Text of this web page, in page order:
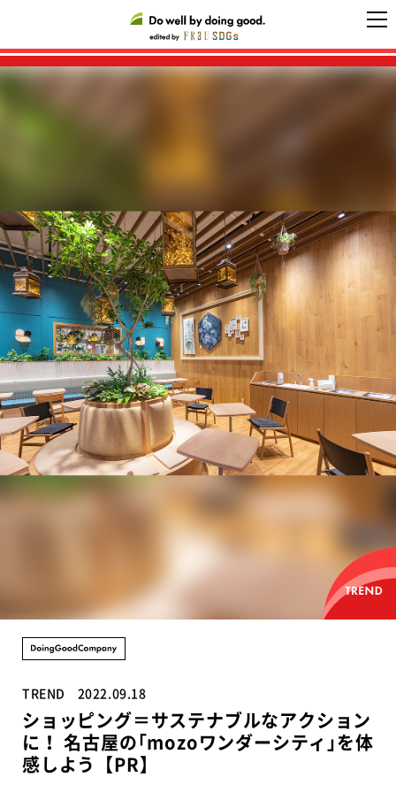
TREND 2022.09.18
ショッピング＝サステナブルなアクション
に！ 名古屋の｢mozoワンダーシティ｣を体
感しよう【PR】